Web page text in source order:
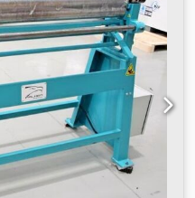
- Cintreuse ronde à
- disposition asymétrique
par moteur frein -
un retrait rapide de la
d'insertion de fil sur
- Double interrupteur au
d'arrêt d'urgence -
avec levier de grille -